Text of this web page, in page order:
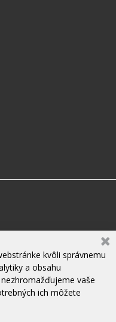
kvôli správnemu
a obsahu
vaše
ich môžete